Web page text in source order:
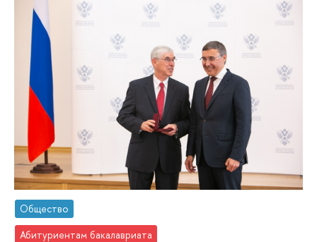
Общество
Абитуриентам бакалавриата